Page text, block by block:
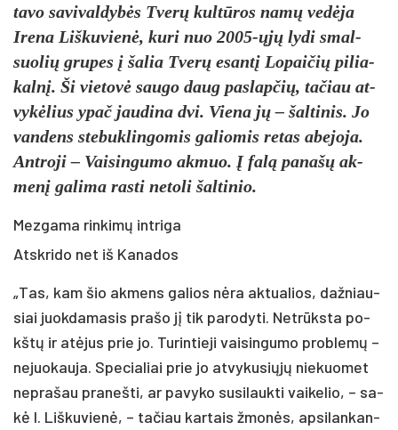
ta­vo sa­vi­val­dy­bės Tve­rų kul­tū­ros na­mų ve­dė­ja
Ire­na Liš­ku­vie­nė, ku­ri nuo 2005-ųjų ly­di smal­
suo­lių gru­pes į ša­lia Tve­rų esan­tį Lo­pai­čių pi­lia­
kal­nį. Ši vie­to­vė sau­go daug pa­slap­čių, ta­čiau at­
vy­kė­lius ypač jau­di­na dvi. Vie­na jų – šal­ti­nis. Jo
van­dens ste­buk­lin­go­mis ga­lio­mis re­tas abe­jo­ja.
Ant­ro­ji – Vai­sin­gu­mo ak­muo. Į fa­lą pa­na­šų ak­
me­nį ga­li­ma ras­ti ne­to­li šal­ti­nio.
Mezgama rinkimų intriga
Atsk­ri­do net iš Ka­na­dos
„Tas, kam šio ak­mens ga­lios nė­ra ak­tua­lios, daž­niau­
siai juok­da­ma­sis pra­šo jį tik pa­ro­dy­ti. Net­rūks­ta po­
kštų ir atė­jus prie jo. Tu­rin­tie­ji vai­sin­gu­mo pro­ble­mų –
ne­juo­kau­ja. Spe­cia­liai prie jo at­vy­ku­sių­jų nie­kuo­met
ne­pra­šau pra­neš­ti, ar pa­vy­ko su­si­lauk­ti vai­ke­lio, – sa­
kė I. Liš­ku­vie­nė, – ta­čiau kar­tais žmo­nės, ap­si­lan­kan­